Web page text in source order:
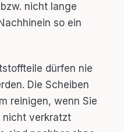
nicht lange
so ein
dürfen nie
Die Scheiben
reinigen, wenn Sie
nicht verkratzt